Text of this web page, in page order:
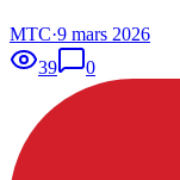
MTC·9 mars 2026
39
0